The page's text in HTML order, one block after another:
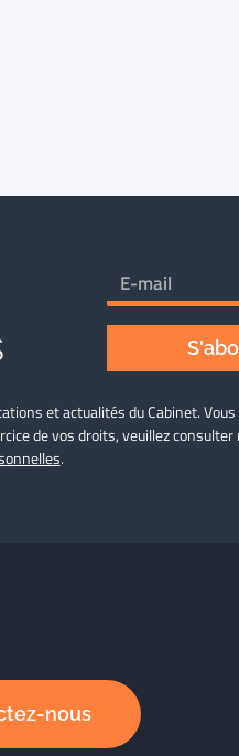
et actualités du Cabinet.
de vos droits, veuillez
.
nous